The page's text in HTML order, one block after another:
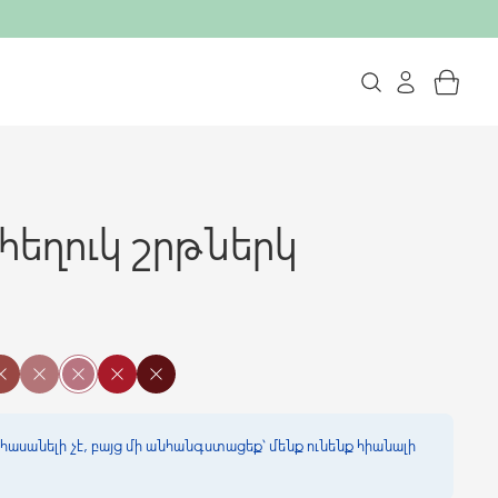
շրթներկ
չէ, բայց մի անհանգստացեք՝ մենք ունենք հիանալի